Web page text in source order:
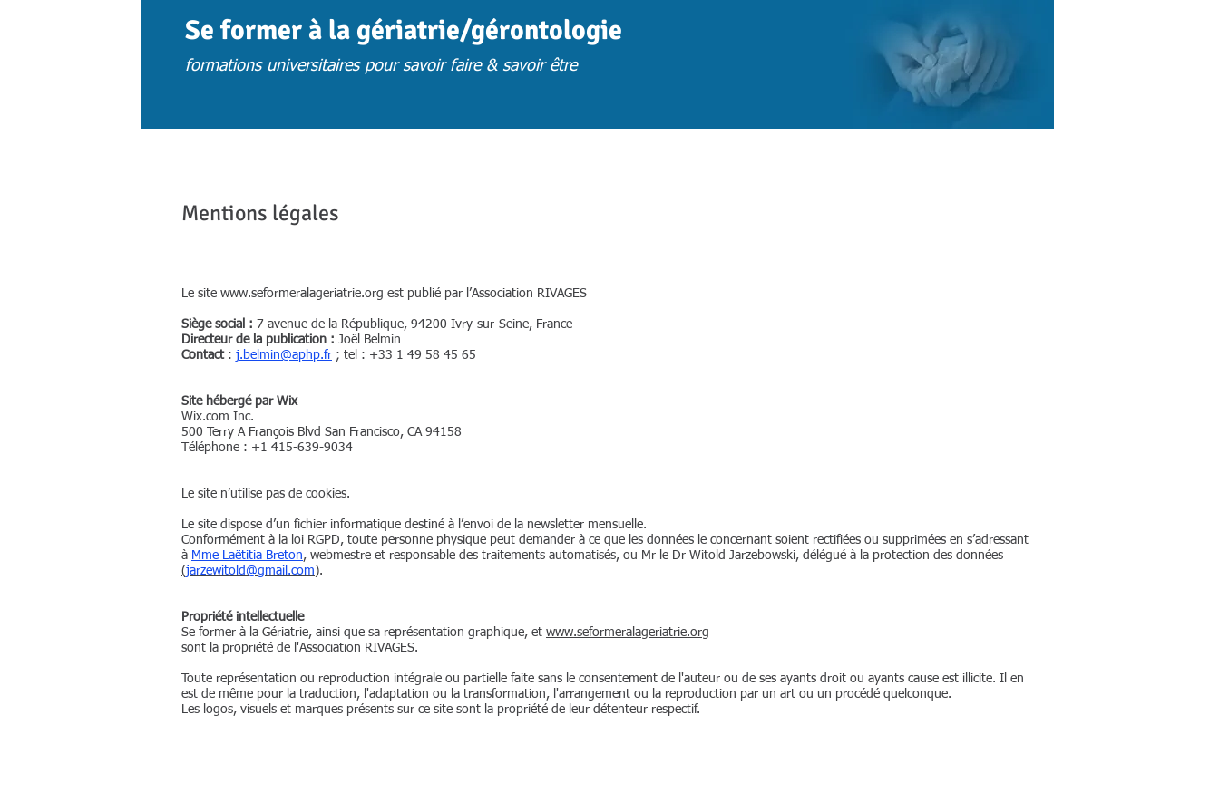
Se former à la gériatrie/gérontologie
formations universitaires pour savoir faire & savoir être
Mentions légales
Le site www.seformeralageriatrie.org est publié par l’Association RIVAGES
Siège social : 7 avenue de la République, 94200 Ivry-sur-Seine, France
Directeur de la publication : Joël Belmin
Contact : j.belmin@aphp.fr ; tel : +33 1 49 58 45 65
Site hébergé par Wix
Wix.com Inc.
500 Terry A François Blvd San Francisco, CA 94158
Téléphone : +1 415-639-9034
Le site n’utilise pas de cookies.
Le site dispose d’un fichier informatique destiné à l’envoi de la newsletter mensuelle.
Conformément à la loi RGPD, toute personne physique peut demander à ce que les données le concernant soient rectifiées ou supprimées en s’adressant
à Mme Laëtitia Breton, webmestre et responsable des traitements automatisés, ou Mr le Dr Witold Jarzebowski, délégué à la protection des données
(jarzewitold@gmail.com ).
Propriété intellectuelle
Se former à la Gériatrie, ainsi que sa représentation graphique, et www.seformeralageriatrie.org
sont la propriété de l'Association RIVAGES.
Toute représentation ou reproduction intégrale ou partielle faite sans le consentement de l'auteur ou de ses ayants droit ou ayants cause est illicite. Il en
est de même pour la traduction, l'adaptation ou la transformation, l'arrangement ou la reproduction par un art ou un procédé quelconque.
Les logos, visuels et marques présents sur ce site sont la propriété de leur détenteur respectif.